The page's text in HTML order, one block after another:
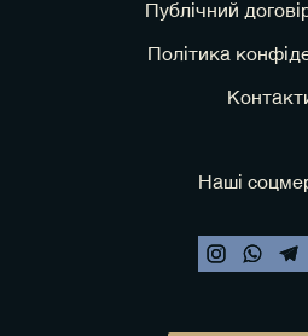
Публічний
Політика
Наші